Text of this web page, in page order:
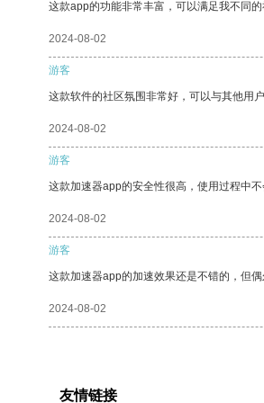
这款app的功能非常丰富，可以满足我不同的
2024-08-02
游客
这款软件的社区氛围非常好，可以与其他用户
2024-08-02
游客
这款加速器app的安全性很高，使用过程中
2024-08-02
游客
这款加速器app的加速效果还是不错的，但
2024-08-02
友情链接